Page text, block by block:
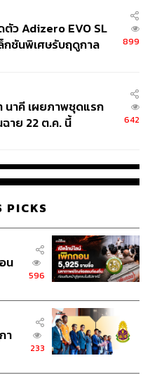
ขคง
Creator ประจำกองไลฟ์สไตล์
STANDARD
ตัว Adizero EVO SL
กชันพิเศษรับฤดูกาล
899
นาคี เผยภาพชุดแรก
าย 22 ต.ค. นี้
642
PICKS
น
596
า
233